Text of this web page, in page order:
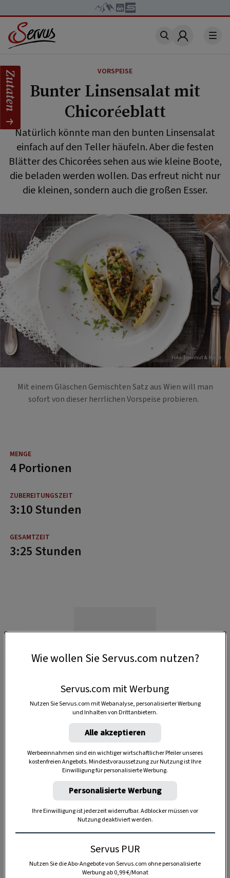
Account
VORSPEISE
Bunter Linsensalat mit
Chicoréeblatt
Natürlich könnte man den bunten Linsensalat
einfach auf den Teller häufeln. Aber die festen
Blätter des Chicorées sehen aus wie kleine Boote,
die beladen werden wollen. Das erfreut nicht nur
die kleinen, sondern auch die großen Esser.
Foto: Eisenhut & Mayer
Mit einem Gläschen Gemischten Satz aus Wien will man
sofort von dieser herrlichen Vorspeise probieren.
4 Portionen
3:10 Stunden
3:25 Stunden
Anzeige
Zutaten
Wie wollen Sie Servus.com nutzen?
Servus.com mit Werbung
Nutzen Sie Servus.com mit Webanalyse, personalisierter Werbung
und Inhalten von Drittanbietern.
Alle akzeptieren
Werbeeinnahmen sind ein wichtiger wirtschaftlicher Pfeiler unseres
kostenfreien Angebots. Mindestvoraussetzung zur Nutzung ist Ihre
Einwilligung für personalisierte Werbung.
Personalisierte Werbung
Ihre Einwilligung ist jederzeit widerrufbar. Adblocker müssen vor
Nutzung deaktiviert werden.
Servus PUR
Nutzen Sie die Abo-Angebote von Servus.com ohne personalisierte
Werbung ab 0,99 €/Monat